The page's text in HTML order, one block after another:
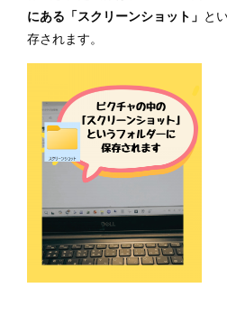
にある「スクリーンショット」 と
存されます。